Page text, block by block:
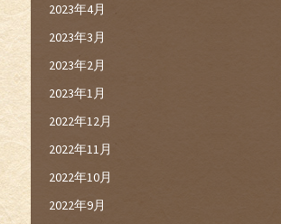
2023年4月
2023年3月
2023年2月
2023年1月
2022年12月
2022年11月
2022年10月
2022年9月